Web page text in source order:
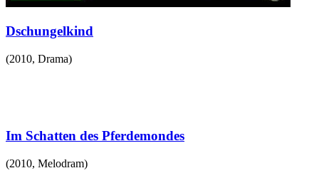
Dschungelkind
(2010, Drama)
Im Schatten des Pferdemondes
(2010, Melodram)